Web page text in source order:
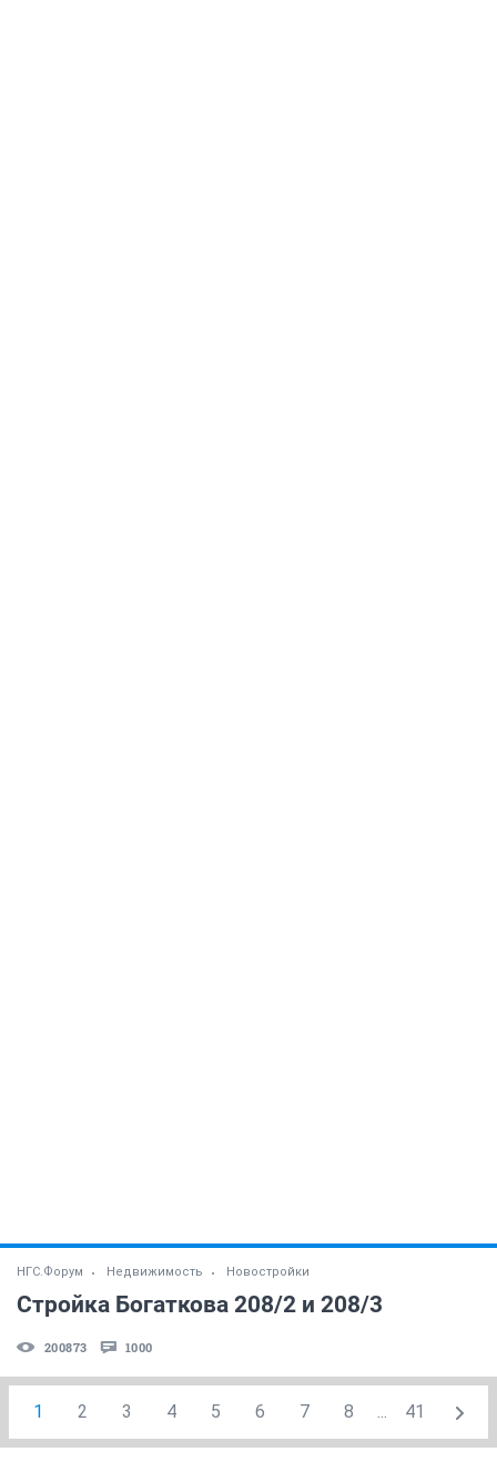
НГС.Форум Недвижимость Новостройки
Стройка Богаткова 208/2 и 208/3
200873 1000
1 2 3 4 5 6 7 8 ... 41